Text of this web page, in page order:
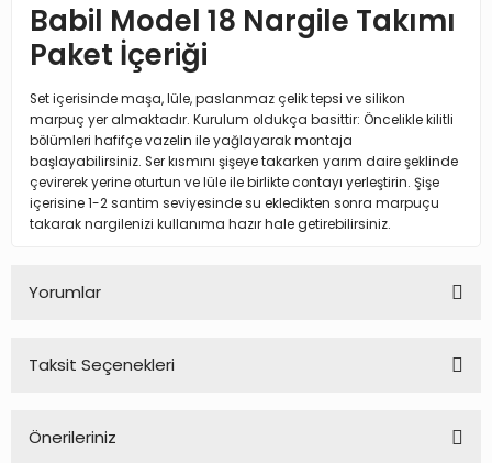
Babil Model 18 Nargile Takımı
Paket İçeriği
Set içerisinde maşa, lüle, paslanmaz çelik tepsi ve silikon
marpuç yer almaktadır. Kurulum oldukça basittir: Öncelikle kilitli
bölümleri hafifçe vazelin ile yağlayarak montaja
başlayabilirsiniz. Ser kısmını şişeye takarken yarım daire şeklinde
çevirerek yerine oturtun ve lüle ile birlikte contayı yerleştirin. Şişe
içerisine 1-2 santim seviyesinde su ekledikten sonra marpuçu
takarak nargilenizi kullanıma hazır hale getirebilirsiniz.
Yorumlar
Taksit Seçenekleri
Önerileriniz